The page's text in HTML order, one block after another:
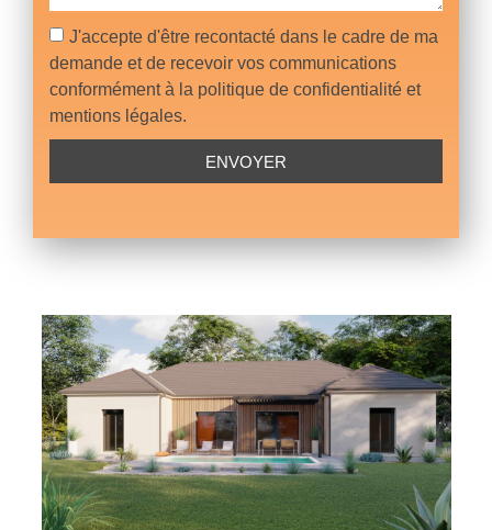
J'accepte d'être recontacté dans le cadre de ma
demande et de recevoir vos communications
conformément à la politique de confidentialité et
mentions légales.
ENVOYER